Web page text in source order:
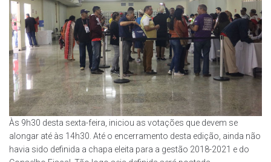
Às 9h30 desta sexta-feira, iniciou as votações que devem se
alongar até às 14h30. Até o encerramento desta edição, ainda não
havia sido definida a chapa eleita para a gestão 2018-2021 e do